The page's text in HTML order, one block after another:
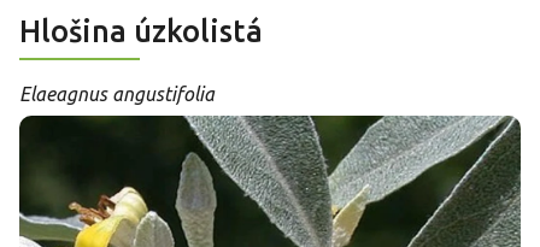
Hlošina úzkolistá
Elaeagnus angustifolia